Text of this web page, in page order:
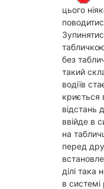
цього
без
такий
водіїв
криється
відстань
ввійде в
на
перед
ділі така
в